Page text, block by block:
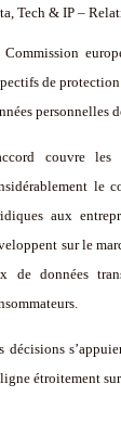
Tech & IP –
Commission
de
personnelles
couvre
le
aux
sur le
de données
décisions
étroitement sur